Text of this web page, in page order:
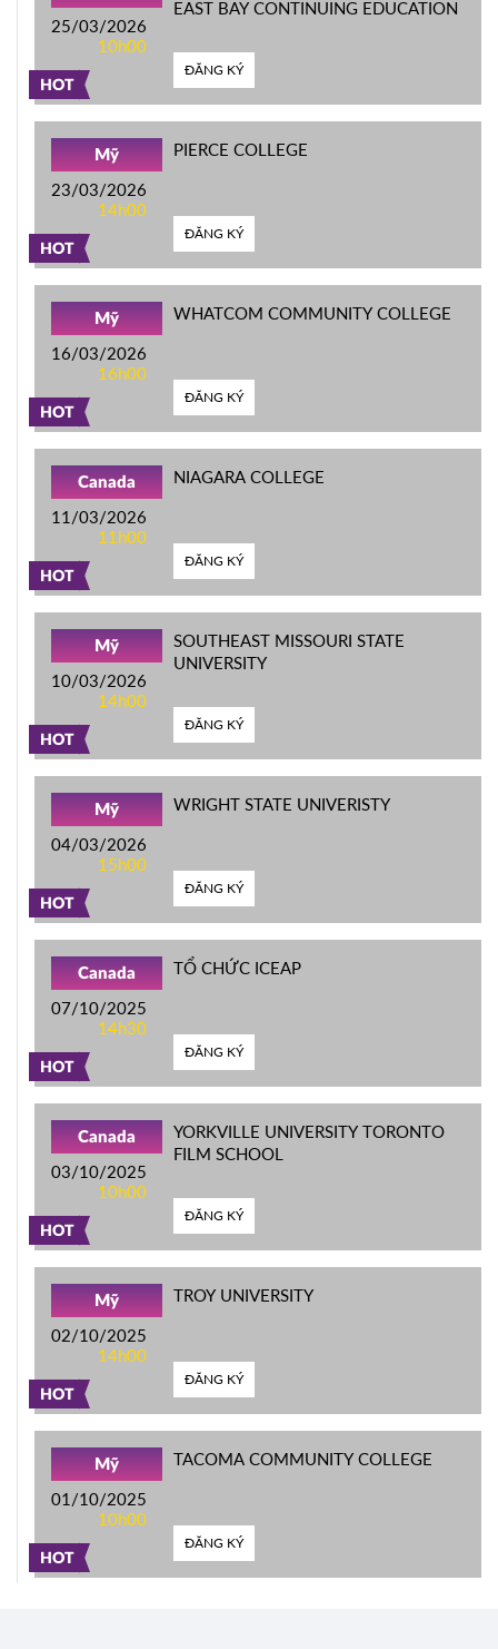
HOT
25/03/2026
10h00
EAST BAY CONTINUING EDUCATION
ĐĂNG KÝ
HOT
Mỹ
23/03/2026
14h00
PIERCE COLLEGE
ĐĂNG KÝ
HOT
Mỹ
16/03/2026
16h00
WHATCOM COMMUNITY COLLEGE
ĐĂNG KÝ
HOT
Canada
11/03/2026
11h00
NIAGARA COLLEGE
ĐĂNG KÝ
HOT
Mỹ
10/03/2026
14h00
SOUTHEAST MISSOURI STATE
UNIVERSITY
ĐĂNG KÝ
HOT
Mỹ
04/03/2026
15h00
WRIGHT STATE UNIVERISTY
ĐĂNG KÝ
HOT
Canada
07/10/2025
14h30
TỔ CHỨC ICEAP
ĐĂNG KÝ
HOT
Canada
03/10/2025
10h00
YORKVILLE UNIVERSITY TORONTO
FILM SCHOOL
ĐĂNG KÝ
HOT
Mỹ
02/10/2025
14h00
TROY UNIVERSITY
ĐĂNG KÝ
HOT
Mỹ
01/10/2025
10h00
TACOMA COMMUNITY COLLEGE
ĐĂNG KÝ